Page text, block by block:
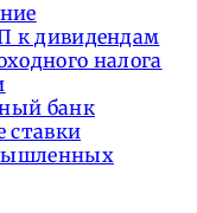
к дивидендам
налога
банк
ставки